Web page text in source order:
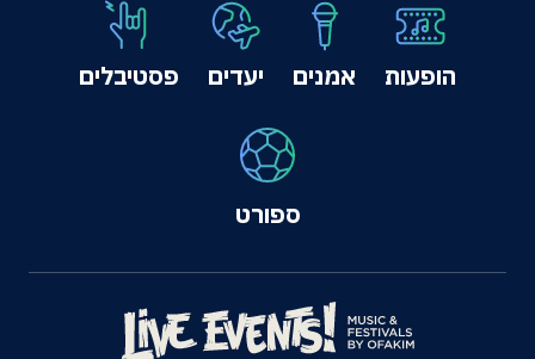
הופעות אמנים יעדים פסטיבלים
ספורט